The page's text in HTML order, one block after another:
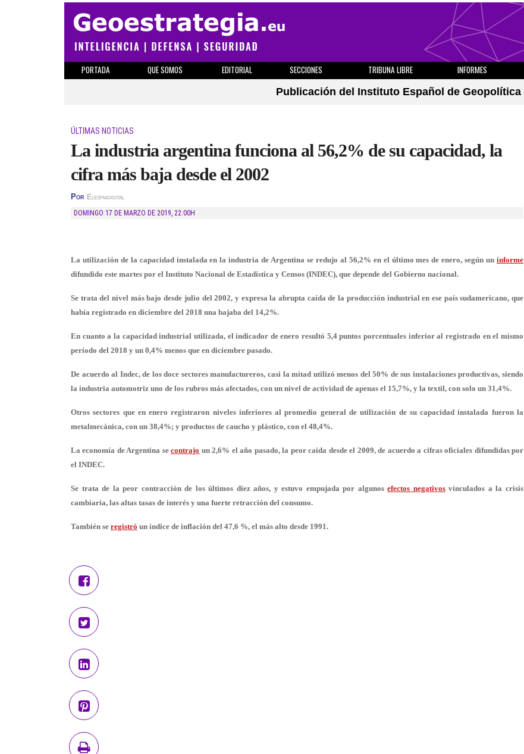
PORTADA QUE SOMOS EDITORIAL SECCIONES TRIBUNA LIBRE INFORMES
Publicación del Instituto Español de Geopolítica
ÚLTIMAS NOTICIAS
La industria argentina funciona al 56,2% de su capacidad, la
cifra más baja desde el 2002
Por Elespiadigital
DOMINGO 17 DE MARZO DE 2019, 22:00H
La utilización de la capacidad instalada en la industria de Argentina se redujo al 56,2% en el último mes de enero, según uninforme
difundido este martes por el Instituto Nacional de Estadística y Censos (INDEC), que depende del Gobierno nacional.
Se trata del nivel más bajo desde julio del 2002, y expresa la abrupta caída de la producción industrial en ese país sudamericano, que
había registrado en diciembre del 2018 una bajaba del 14,2%.
En cuanto a la capacidad industrial utilizada, el indicador de enero resultó 5,4 puntos porcentuales inferior al registrado en el mismo
período del 2018 y un 0,4% menos que en diciembre pasado.
De acuerdo al Indec, de los doce sectores manufactureros, casi la mitad utilizómenos del 50% de sus instalaciones productivas, siendo
la industria automotriz uno de los rubros más afectados, con un nivel de actividad de apenas el 15,7%, y la textil, con solo un 31,4%.
Otros sectores que en enero registraron niveles inferiores al promedio general de utilización de su capacidad instalada fueron la
metalmecánica, con un 38,4%; y productos de caucho y plástico, con el 48,4%.
La economía de Argentina secontrajo un 2,6% el año pasado, la peor caída desde el 2009, de acuerdo a cifras oficiales difundidas por
el INDEC.
Se trata de la peor contracción de los últimos diez años, y estuvo empujada por algunosefectos negativosvinculados a la crisis
cambiaria, las altas tasas de interés y una fuerte retracción del consumo.
También se registró un índice de inflación del 47,6 %, el más alto desde 1991.